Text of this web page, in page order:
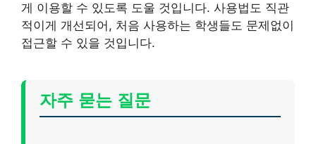
게 이용할 수 있도록 도울 것입니다. 사용법도 직관
적이게 개선되어, 처음 사용하는 학생들도 문제없이
접근할 수 있을 것입니다.
자주 묻는 질문